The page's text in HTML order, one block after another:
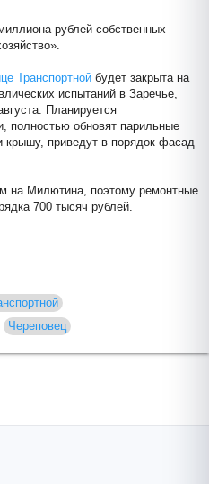
рублей собственных
Транспортной будет закрыта на
испытаний в Заречье,
Планируется
полностью обновят парильные
крышу, приведут в порядок фасад
на Милютина, поэтому ремонтные
700 тысяч рублей.
Череповец